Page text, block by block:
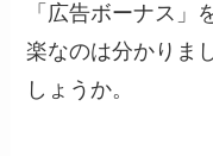
「広告ボーナス」
楽なのは分かりま
しょうか。